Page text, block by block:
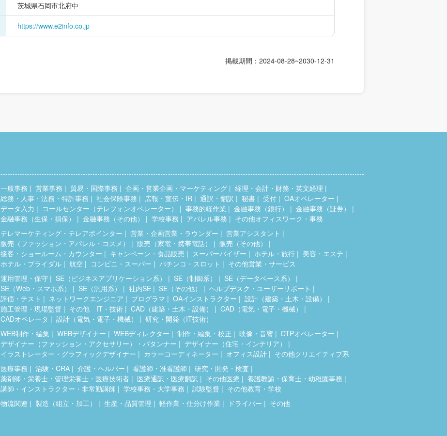
茨城県石岡市北府中
https://www.e2info.co.jp
掲載期間：2024-08-28~2030-12-31
一般事務 営業事務 貿易・国際事務 企画・営業企画・マーケティング
経理・会計・財務・英文経理
総務・人事・法務・特許事務
社会保険事務 広報・宣伝・IR 通訳・翻訳 秘書 受付
OAオペレーター
データ入力
コールセンター（テレフォンオペレーター） 事務的軽作業 金融事務（銀行）
金融事務（証券）
金融事務（生保・損保）
金融事務（その他） 学校事務 アパレル事務 その他オフィスワーク・事務
テレマーケティング・テレアポインター 営業・企画営業・ラウンダー
営業アシスタント
販売（ファッション・アパレル・コスメ）
販売（家電・携帯電話）
販売（その他）
接客・ショールーム・カウンター
キャンペーン・食品販売 スーパーバイザー ホテル・旅行
美容・エステ
ホテル・ブライダル
航空 コンビニ・スーパー パチンコ・スロット その他営業・サービス
運用管理・保守 SE（ビジネスアプリケーション系） SE（制御系）
SE（データベース系）
SE（Web・スマホ系）
SE（汎用系） 社内SE SE（その他）
ヘルプデスク・ユーザーサポート
評価・テスト
ネットワークエンジニア プログラマ OAインストラクター
設計（建築・土木・設備）
施工管理・現場監督
その他 IT・技術 CAD（建築・土木・設備）
CAD（電気・電子・機械）
CADオペレータ
設計（電気・電子・機械） 研究・開発（IT技術）
WEB制作・編集 WEBデザイナー WEBディレクター 制作・編集・校正 映像・音響
DTPオペレーター
デザイナー（ファッション・アクセサリー）・パタンナー
デザイナー（住宅・インテリア）
イラストレーター・グラフィックデザイナー
カラーコーディネーター オフィス設計 その他クリエイティブ系
医療事務 治験・CRA 介護・ヘルパー 看護師・准看護師
研究・開発・検査
薬剤師・栄養士・管理栄養士・医療技術者
医療通訳・医療翻訳 その他医療
養護教諭・保育士・幼稚園事務
講師・インストラクター・非常勤講師
学校事務・大学事務 試験監督
その他教育・学校
物流関連 製造（組立・加工） 生産・品質管理 軽作業・仕分け作業 ドライバー その他